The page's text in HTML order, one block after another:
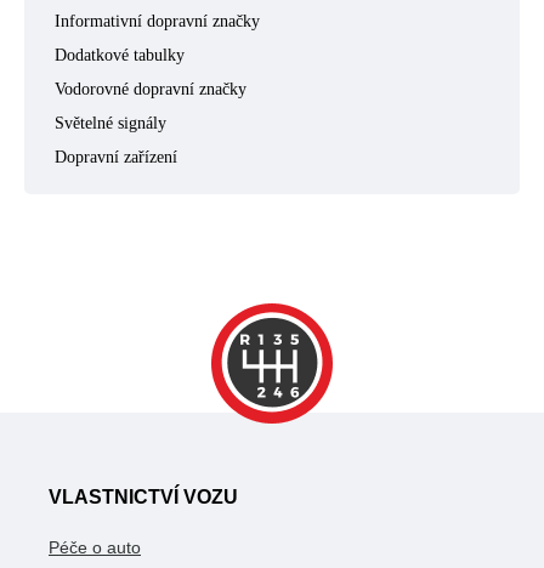
Informativní dopravní značky
Dodatkové tabulky
Vodorovné dopravní značky
Světelné signály
Dopravní zařízení
VLASTNICTVÍ VOZU
Péče o auto